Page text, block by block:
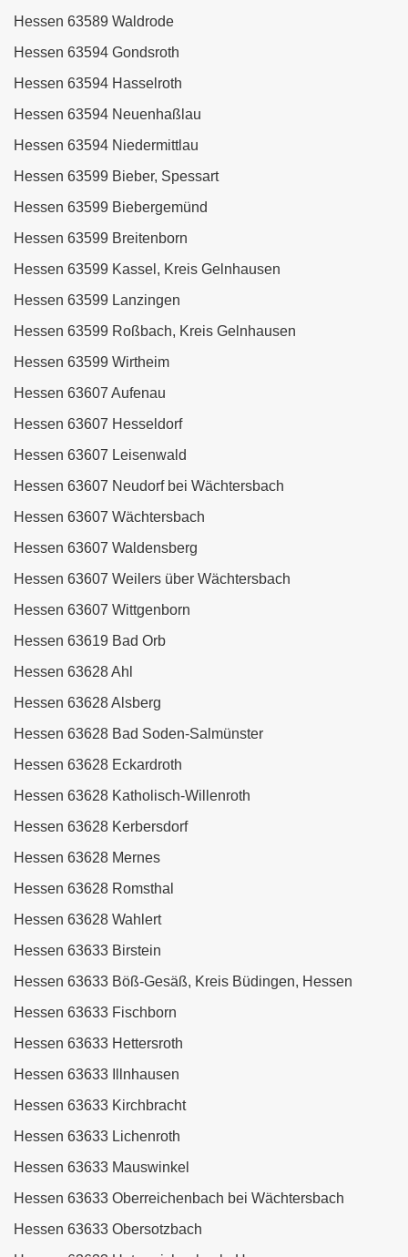
Hessen 63589 Waldrode
Hessen 63594 Gondsroth
Hessen 63594 Hasselroth
Hessen 63594 Neuenhaßlau
Hessen 63594 Niedermittlau
Hessen 63599 Bieber, Spessart
Hessen 63599 Biebergemünd
Hessen 63599 Breitenborn
Hessen 63599 Kassel, Kreis Gelnhausen
Hessen 63599 Lanzingen
Hessen 63599 Roßbach, Kreis Gelnhausen
Hessen 63599 Wirtheim
Hessen 63607 Aufenau
Hessen 63607 Hesseldorf
Hessen 63607 Leisenwald
Hessen 63607 Neudorf bei Wächtersbach
Hessen 63607 Wächtersbach
Hessen 63607 Waldensberg
Hessen 63607 Weilers über Wächtersbach
Hessen 63607 Wittgenborn
Hessen 63619 Bad Orb
Hessen 63628 Ahl
Hessen 63628 Alsberg
Hessen 63628 Bad Soden-Salmünster
Hessen 63628 Eckardroth
Hessen 63628 Katholisch-Willenroth
Hessen 63628 Kerbersdorf
Hessen 63628 Mernes
Hessen 63628 Romsthal
Hessen 63628 Wahlert
Hessen 63633 Birstein
Hessen 63633 Böß-Gesäß, Kreis Büdingen, Hessen
Hessen 63633 Fischborn
Hessen 63633 Hettersroth
Hessen 63633 Illnhausen
Hessen 63633 Kirchbracht
Hessen 63633 Lichenroth
Hessen 63633 Mauswinkel
Hessen 63633 Oberreichenbach bei Wächtersbach
Hessen 63633 Obersotzbach